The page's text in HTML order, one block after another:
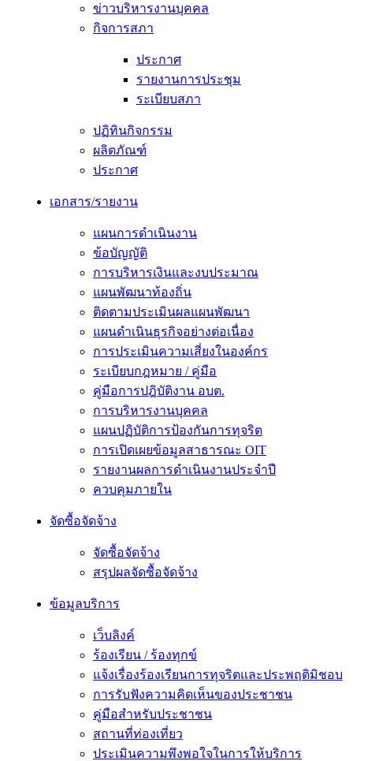
ข่าวบริหารงานบุคคล
กิจการสภา
ประกาศ
รายงานการประชุม
ระเบียบสภา
ปฏิทินกิจกรรม
ผลิตภัณฑ์
ประกาศ
เอกสาร/รายงาน
แผนการดำเนินงาน
ข้อบัญญัติ
การบริหารเงินและงบประมาณ
แผนพัฒนาท้องถิ่น
ติดตามประเมินผลแผนพัฒนา
แผนดำเนินธุรกิจอย่างต่อเนื่อง
การประเมินความเสี่ยงในองค์กร
ระเบียบกฎหมาย / คู่มือ
คู่มือการปฎิบัติงาน อบต.
การบริหารงานบุคคล
แผนปฏิบัติการป้องกันการทุจริต
การเปิดเผยข้อมูลสาธารณะ OIT
รายงานผลการดำเนินงานประจำปี
ควบคุมภายใน
จัดซื้อจัดจ้าง
จัดซื้อจัดจ้าง
สรุปผลจัดซื้อจัดจ้าง
ข้อมูลบริการ
เว็บลิงค์
ร้องเรียน / ร้องทุกข์
แจ้งเรื่องร้องเรียนการทุจริตและประพฤติมิชอบ
การรับฟังความคิดเห็นของประชาชน
คู่มือสำหรับประชาชน
สถานที่ท่องเที่ยว
ประเมินความพึงพอใจในการให้บริการ